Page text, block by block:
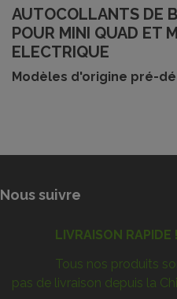
AUTOCOLLANTS DE
POUR MINI QUAD ET
ELECTRIQUE
Modèles d'origine pré-
Nous suivre
LIVRAISON RAPIDE !
Tous nos produits
pas de livraison depuis la